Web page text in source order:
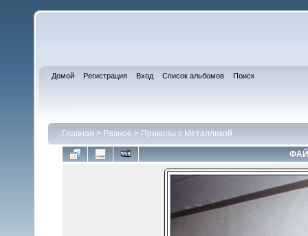
Домой Регистрация Вход Список альбомов Поиск
Главная > Разное > Приколы с Металликой